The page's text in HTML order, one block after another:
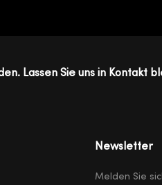
Lassen Sie uns in Kontakt
Newsletter
Melden Sie